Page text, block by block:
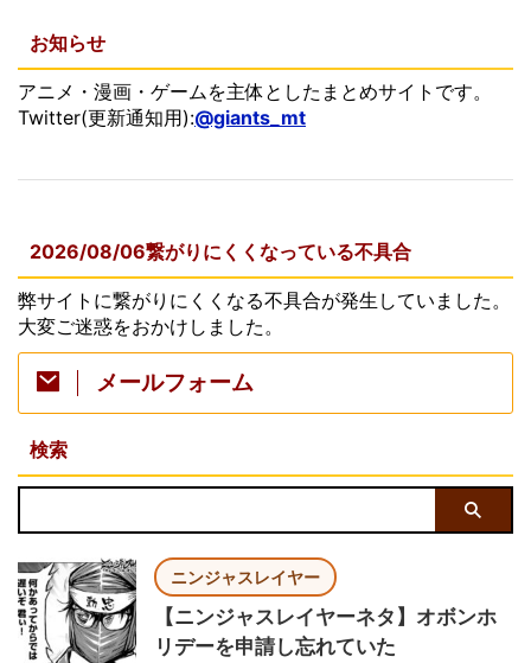
お知らせ
アニメ・漫画・ゲームを主体としたまとめサイトです。
Twitter(更新通知用):@giants_mt
2026/08/06繋がりにくくなっている不具合
弊サイトに繋がりにくくなる不具合が発生していました。
大変ご迷惑をおかけしました。
メールフォーム
検索
ニンジャスレイヤー
【ニンジャスレイヤーネタ】オボンホ
リデーを申請し忘れていた